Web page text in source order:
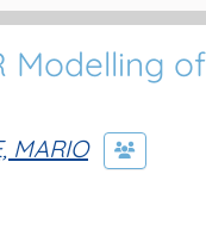
Modelling
MARIO